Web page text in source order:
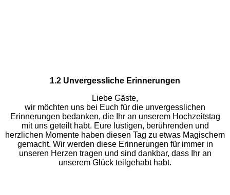
1.2 Unvergessliche Erinnerungen
Liebe Gäste,
wir möchten uns bei Euch für die unvergesslichen
Erinnerungen bedanken, die Ihr an unserem Hochzeitstag
mit uns geteilt habt. Eure lustigen, berührenden und
herzlichen Momente haben diesen Tag zu etwas Magischem
gemacht. Wir werden diese Erinnerungen für immer in
unseren Herzen tragen und sind dankbar, dass Ihr an
unserem Glück teilgehabt habt.